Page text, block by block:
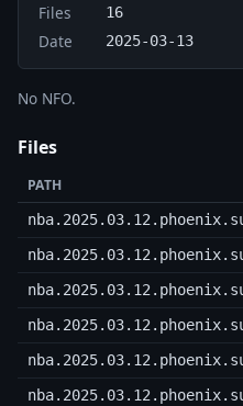
Files 16
Date 2025-03-13
No NFO.
Files
PATH